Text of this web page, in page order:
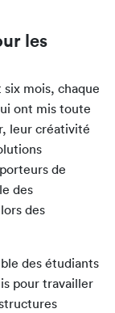
les
mois, chaque
ont mis toute
leur créativité
de
des
des
des étudiants
pour travailler